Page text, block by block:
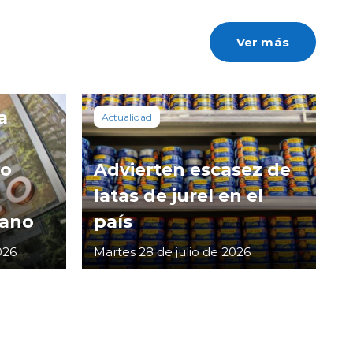
Ver más
Actualidad
Advierten escasez de
latas de jurel en el
país
Martes 28 de julio de 2026